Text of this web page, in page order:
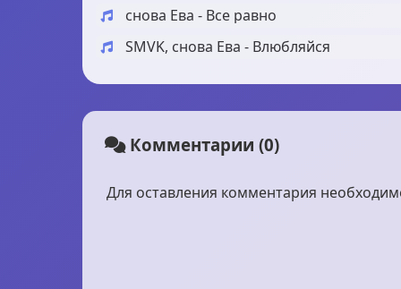
снова Ева - Все равно
SMVK, снова Ева - Влюбляйся
Комментарии (0)
Для оставления комментария